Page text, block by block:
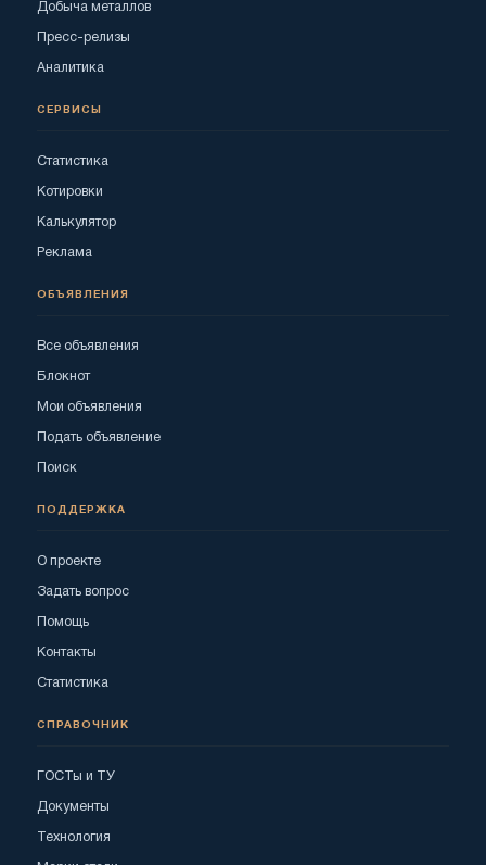
Добыча металлов
Пресс-релизы
Аналитика
СЕРВИСЫ
Статистика
Котировки
Калькулятор
Реклама
ОБЪЯВЛЕНИЯ
Все объявления
Блокнот
Мои объявления
Подать объявление
Поиск
ПОДДЕРЖКА
О проекте
Задать вопрос
Помощь
Контакты
Статистика
СПРАВОЧНИК
ГОСТы и ТУ
Документы
Технология